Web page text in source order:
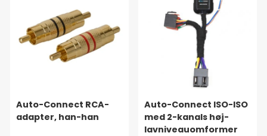
Auto-Connect RCA-
adapter, han-han
Auto-Connect ISO-ISO
med 2-kanals høj-
lavniveauomformer